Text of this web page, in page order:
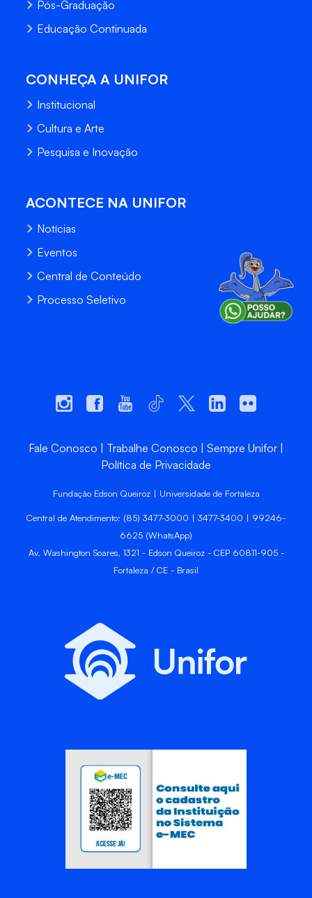
Pós-Graduação
Educação Continuada
CONHEÇA A UNIFOR
Institucional
Cultura e Arte
Pesquisa e Inovação
ACONTECE NA UNIFOR
Notícias
Eventos
Central de Conteúdo
Processo Seletivo
Fale Conosco Trabalhe Conosco
Sempre Unifor
Política de Privacidade
Fundação Edson Queiroz | Universidade de Fortaleza
Central de Atendimento: (85) 3477-3000 | 3477-3400 | 99246-
6625 (WhatsApp)
Av. Washington Soares, 1321 - Edson Queiroz - CEP 60811-905 -
Fortaleza / CE - Brasil